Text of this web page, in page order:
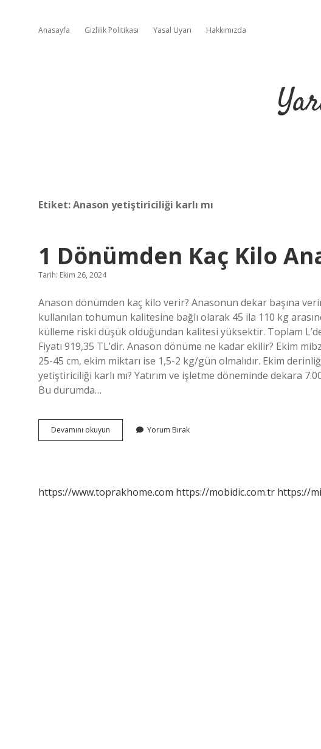
Anasayfa Gizlilik Politikası Yasal Uyarı Hakkımızda
Etiket:Anason yetiştiriciliği karlı mı
1 Dönümden Kaç Kilo
Tarih: Ekim 26, 2024
Anason dönümden kaç kilo verir? Anasonun dekar başına
kullanılan tohumun kalitesine bağlı olarak 45 ila 110 kg
külleme riski düşük olduğundan kalitesi yüksektir. Toplam
Fiyatı 919,35 TL’dir. Anason dönüme ne kadar ekilir? Ekim
25-45 cm, ekim miktarı ise 1,5-2 kg/gün olmalıdır. Ekim
yetiştiriciliği karlı mı? Yatırım ve işletme döneminde dekara
Bu durumda…
Devamını okuyun
Dönümden
Yorum Bırak
https://www.toprakhome.com https://mobidic.com.tr https://